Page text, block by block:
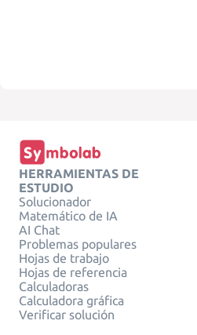
HERRAMIENTAS DE
ESTUDIO
Solucionador
Matemático de IA
AI Chat
Problemas populares
Hojas de trabajo
Hojas de referencia
Calculadoras
Calculadora gráfica
Verificar solución